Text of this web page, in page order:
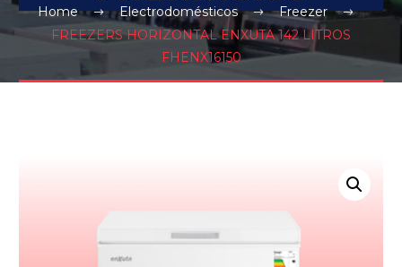
Home Electrodomésticos
Freezer
FREEZERS HORIZONTAL ENXUTA 142 LITROS
FHENX16150